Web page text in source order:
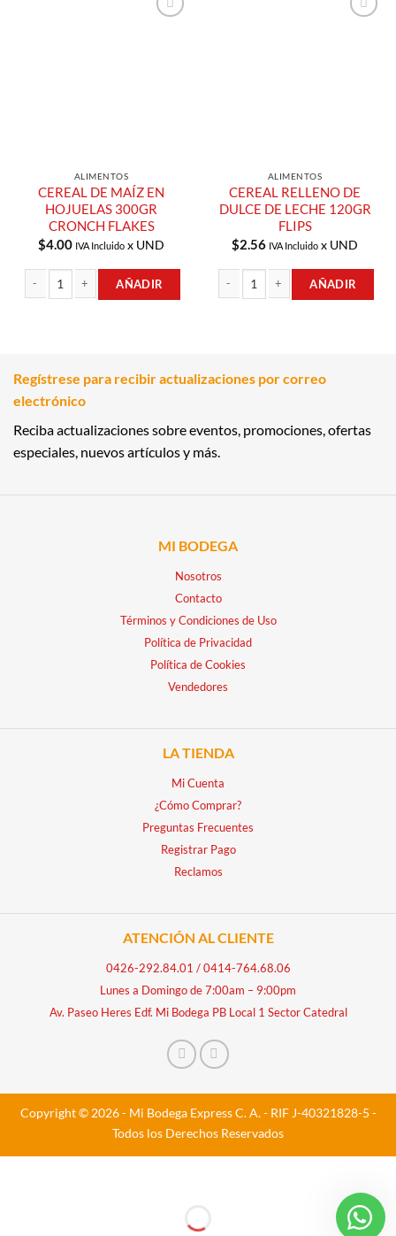
ALIMENTOS
CEREAL DE MAÍZ EN
HOJUELAS 300GR
CRONCH FLAKES
$4.00 IVA Incluido x UND
AÑADIR
ALIMENTOS
CEREAL RELLENO DE
DULCE DE LECHE 120GR
FLIPS
$2.56 IVA Incluido x UND
AÑADIR
Regístrese para recibir actualizaciones por correo
electrónico
Reciba actualizaciones sobre eventos, promociones, ofertas
especiales, nuevos artículos y más.
MI BODEGA
Nosotros
Contacto
Términos y Condiciones de Uso
Política de Privacidad
Política de Cookies
Vendedores
LA TIENDA
Mi Cuenta
¿Cómo Comprar?
Preguntas Frecuentes
Registrar Pago
Reclamos
ATENCIÓN AL CLIENTE
0426-292.84.01 /0414-764.68.06
Lunes a Domingo de 7:00am – 9:00pm
Av. Paseo Heres Edf. Mi Bodega PB Local 1 Sector Catedral
Copyright © 2026 - Mi Bodega Express C. A. - RIF J-40321828-5 -
Todos los Derechos Reservados